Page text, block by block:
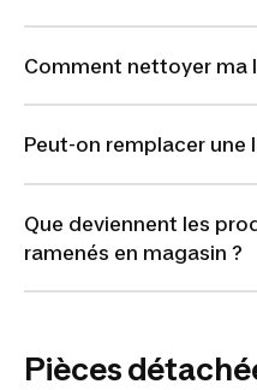
Comment nettoyer ma
Peut-on remplacer une
Que deviennent les
ramenés en magasin ?
Pièces